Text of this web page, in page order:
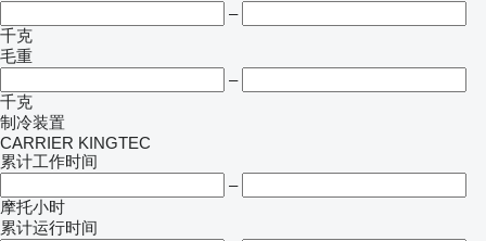
–
千克
毛重
–
千克
制冷装置
CARRIER KINGTEC
累计工作时间
–
摩托小时
累计运行时间